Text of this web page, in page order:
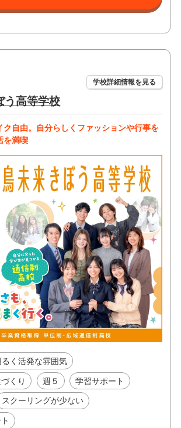
学校詳細情報を見る
う高等学校
ク自由。自分らしくファッションや行事を
を満喫
るく活発な雰囲気
くり 週５ 学習サポート
スクーリングが少ない